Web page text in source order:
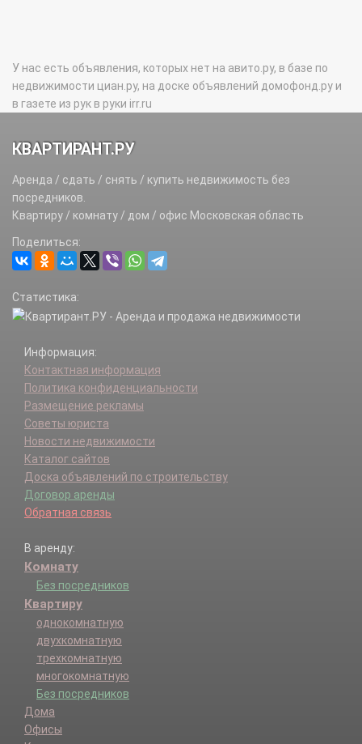
У нас есть объявления, которых нет на авито.ру, в базе по
недвижимости циан.ру, на доске объявлений домофонд.ру и
в газете из рук в руки irr.ru
КВАРТИРАНТ.РУ
Аренда / сдать / снять / купить недвижимость без
посредников.
Квартиру / комнату / дом / офис Московская область
Поделиться:
Статистика:
Информация:
Контактная информация
Политика конфиденциальности
Размещение рекламы
Советы юриста
Новости недвижимости
Каталог сайтов
Доска объявлений по строительству
Договор аренды
Обратная связь
В аренду:
Комнату
Без посредников
Квартиру
однокомнатную
двухкомнатную
трехкомнатную
многокомнатную
Без посредников
Дома
Офисы